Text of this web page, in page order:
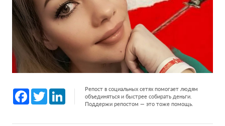
Facebook
Twitter LinkedInРепост в социальных сетях помогает людям
объединяться и быстрее собирать деньги.
Поддержи репостом — это тоже помощь.